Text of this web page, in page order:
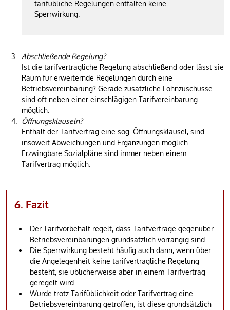
tarifübliche Regelungen entfalten keine
Sperrwirkung.
Abschließende Regelung?
Ist die tarifvertragliche Regelung abschließend oder lässt sie
Raum für erweiternde Regelungen durch eine
Betriebsvereinbarung? Gerade zusätzliche Lohnzuschüsse
sind oft neben einer einschlägigen Tarifvereinbarung
möglich.
Öffnungsklauseln?
Enthält der Tarifvertrag eine sog. Öffnungsklausel, sind
insoweit Abweichungen und Ergänzungen möglich.
Erzwingbare Sozialpläne sind immer neben einem
Tarifvertrag möglich.
6. Fazit
Der Tarifvorbehalt regelt, dass Tarifverträge gegenüber
Betriebsvereinbarungen grundsätzlich vorrangig sind.
Die Sperrwirkung besteht häufig auch dann, wenn über
die Angelegenheit keine tarifvertragliche Regelung
besteht, sie üblicherweise aber in einem Tarifvertrag
geregelt wird.
Wurde trotz Tarifüblichkeit oder Tarifvertrag eine
Betriebsvereinbarung getroffen, ist diese grundsätzlich